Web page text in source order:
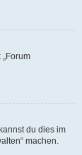
du dies im
machen.